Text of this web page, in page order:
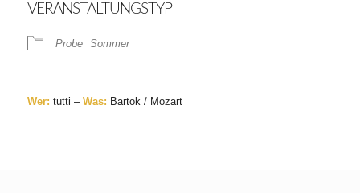
VERANSTALTUNGSTYP
Probe Sommer
Wer: tutti – Was: Bartok / Mozart